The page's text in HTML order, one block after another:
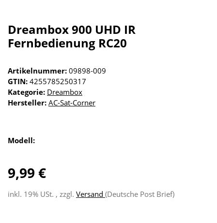
Dreambox 900 UHD IR
Fernbedienung RC20
Artikelnummer: 09898-009
GTIN: 4255785250317
Kategorie: Dreambox
Hersteller: AC-Sat-Corner
Modell:
9,99 €
inkl. 19% USt. , zzgl. Versand (Deutsche Post Brief)